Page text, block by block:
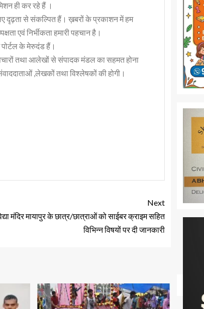
ही कर रहे हैं ।
दृढ़ता से संकल्पित हैं। ख़बरों के प्रकाशन में हम
एवं निर्भीकता हमारी पहचान है।
के मेरुदंड हैं।
तथा आलेखों से संपादक मंडल का सहमत होना
,लेखकों तथा विश्लेषकों की होगी।
Next
मंदिर मायापुर के छात्र/छात्राओं को साईबर क्राइम सहित
विभिन्न विषयों पर दी जानकारी